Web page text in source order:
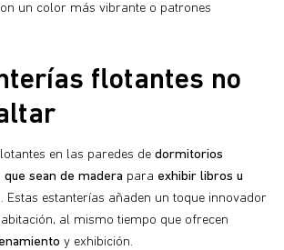
un color más vibrante o patrones
flotantes no
en las paredes de dormitorios
sean de madera para exhibir libros u
. Estas estanterías añaden un toque innovador
al mismo tiempo que ofrecen
y exhibición.